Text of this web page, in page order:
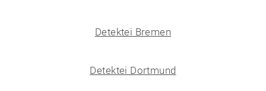
Detektei Bremen
Detektei Dortmund